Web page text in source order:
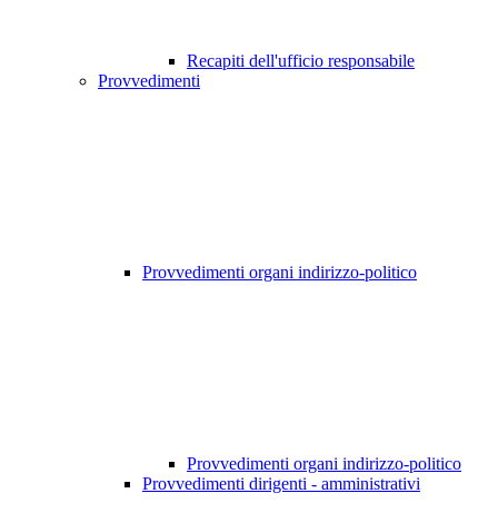
Recapiti dell'ufficio responsabile
Provvedimenti
Provvedimenti organi indirizzo-politico
Provvedimenti organi indirizzo-politico
Provvedimenti dirigenti - amministrativi